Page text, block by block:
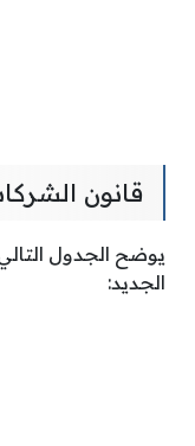
قانون
يوضح الجدول
الجديد: